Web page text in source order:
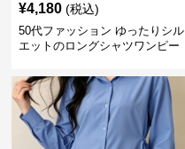
¥4,180 (税込)
50代ファッション ゆったりシル
エットのロングシャツワンピー